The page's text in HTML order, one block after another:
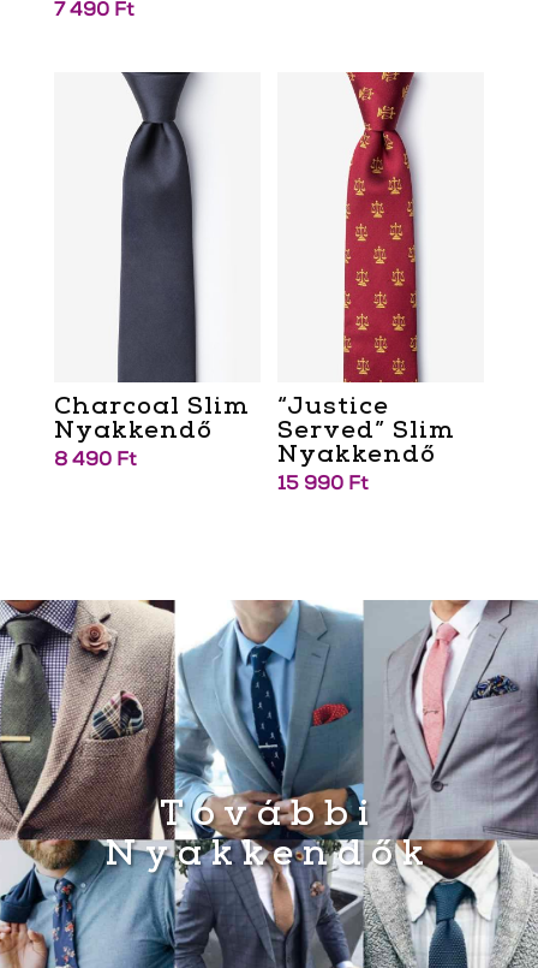
7 490 Ft
Charcoal Slim
Nyakkendő
8 490 Ft
“Justice
Served” Slim
Nyakkendő
15 990 Ft
További
Nyakkendők